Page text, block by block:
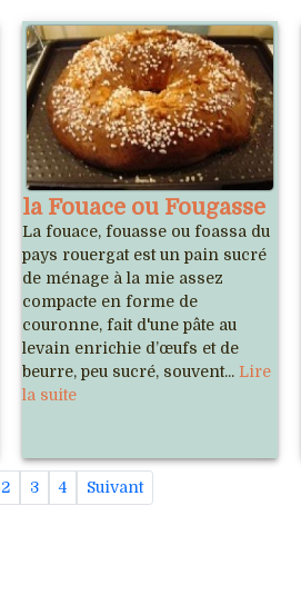
la Fouace ou Fougasse
La fouace, fouasse ou foassa du
pays rouergat est un pain sucré
de ménage à la mie assez
compacte en forme de
couronne, fait d'une pâte au
levain enrichie d’œufs et de
beurre, peu sucré, souvent... Lire
la suite
2 3 4 Suivant